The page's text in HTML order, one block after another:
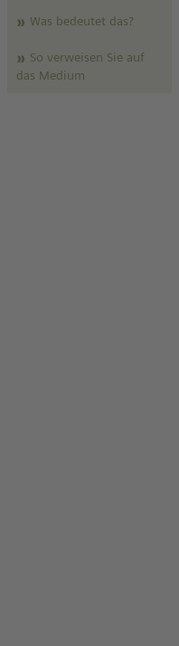
Was bedeutet das?
So verweisen Sie auf
das Medium